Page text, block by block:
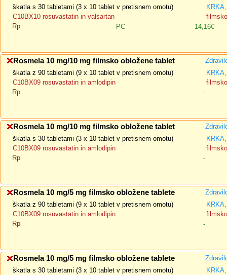
škatla s 30 tabletami (3 x 10 tablet v pretisnem omotu)
C10BX10 rosuvastatin in valsartan
Rp
PC 14,16€
Rosmela 10 mg/10 mg filmsko obložene tablet
škatla z 90 tabletami (9 x 10 tablet v pretisnem omotu)
C10BX09 rosuvastatin in amlodipin
Rp
-
Rosmela 10 mg/10 mg filmsko obložene tablet
škatla s 30 tabletami (3 x 10 tablet v pretisnem omotu)
C10BX09 rosuvastatin in amlodipin
Rp
-
Rosmela 10 mg/5 mg filmsko obložene tablete
škatla z 90 tabletami (9 x 10 tablet v pretisnem omotu)
C10BX09 rosuvastatin in amlodipin
Rp
-
Rosmela 10 mg/5 mg filmsko obložene tablete
škatla s 30 tabletami (3 x 10 tablet v pretisnem omotu)